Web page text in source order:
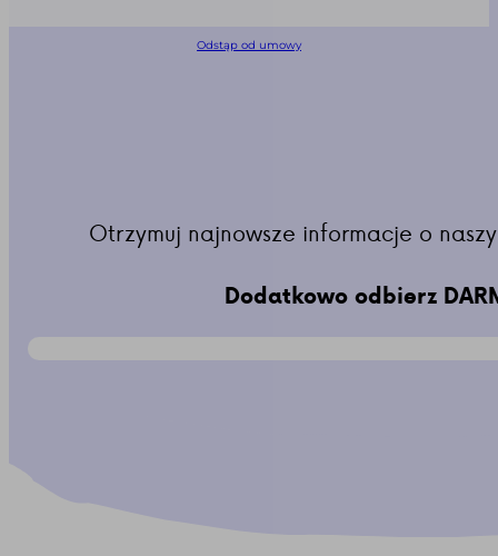
Odstąp od umowy
Otrzymuj najnowsze informacje o
Dodatkowo odbierz